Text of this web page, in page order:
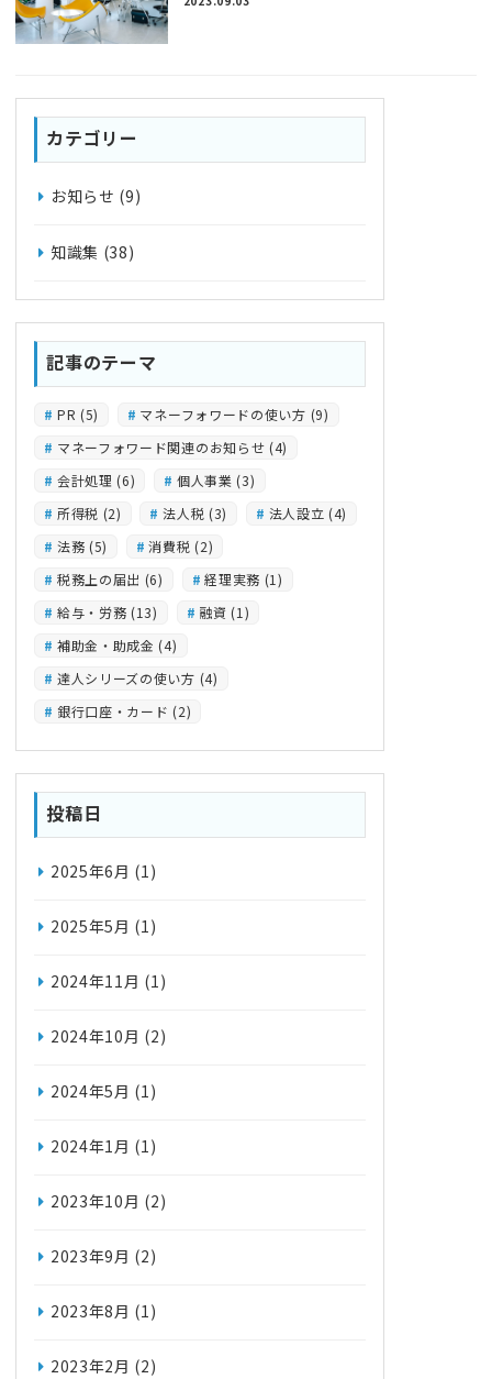
カテゴリー
お知らせ (9)
知識集 (38)
記事のテーマ
PR (5) マネーフォワードの使い方 (9)
マネーフォワード関連のお知らせ (4)
会計処理 (6) 個人事業 (3)
所得税 (2) 法人税 (3) 法人設立 (4)
法務 (5) 消費税 (2)
税務上の届出 (6) 経理実務 (1)
給与・労務 (13) 融資 (1)
補助金・助成金 (4)
達人シリーズの使い方 (4)
銀行口座・カード (2)
投稿日
2025年6月 (1)
2025年5月 (1)
2024年11月 (1)
2024年10月 (2)
2024年5月 (1)
2024年1月 (1)
2023年10月 (2)
2023年9月 (2)
2023年8月 (1)
2023年2月 (2)